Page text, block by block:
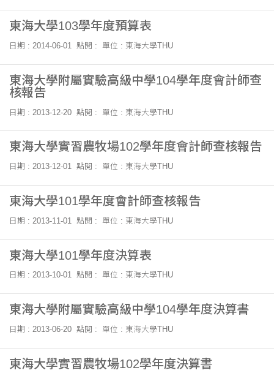
東海大學103學年度預算表
日期 : 2014-06-01 點閱 : 單位 : 東海大學THU
東海大學附屬實驗高級中學104學年度會計師查
核報告
日期 : 2013-12-20 點閱 : 單位 : 東海大學THU
東海大學實習農牧場102學年度會計師查核報告
日期 : 2013-12-01 點閱 : 單位 : 東海大學THU
東海大學101學年度會計師查核報告
日期 : 2013-11-01 點閱 : 單位 : 東海大學THU
東海大學101學年度決算表
日期 : 2013-10-01 點閱 : 單位 : 東海大學THU
東海大學附屬實驗高級中學104學年度決算書
日期 : 2013-06-20 點閱 : 單位 : 東海大學THU
東海大學實習農牧場102學年度決算書